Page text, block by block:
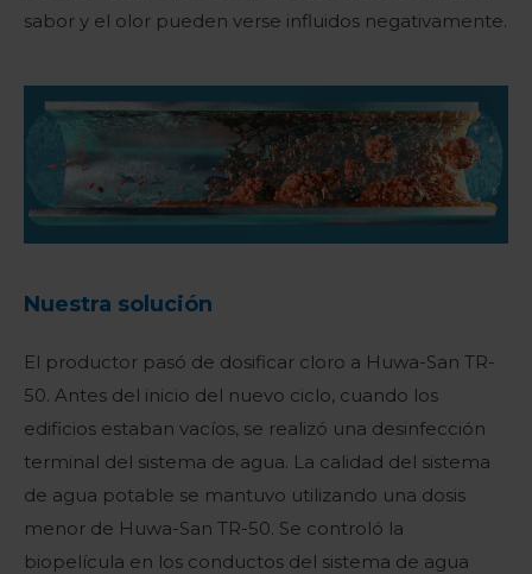
sabor y el olor pueden verse influidos negativamente.
Nuestra solución
El productor pasó de dosificar cloro a Huwa-San TR-
50. Antes del inicio del nuevo ciclo, cuando los
edificios estaban vacíos, se realizó una desinfección
terminal del sistema de agua. La calidad del sistema
de agua potable se mantuvo utilizando una dosis
menor de Huwa-San TR-50. Se controló la
biopelícula en los conductos del sistema de agua